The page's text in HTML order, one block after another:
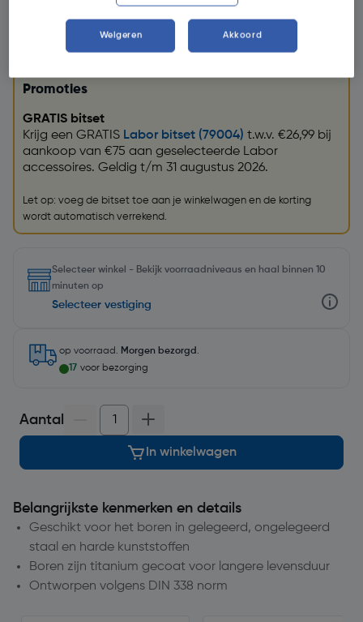
Kies productvariant(29)
Promoties
GRATIS bitset
Krijg een GRATIS Labor bitset (79004) t.w.v. €26,99 bij
aankoop van €75 aan geselecteerde Labor
accessoires. Geldig t/m 31 augustus 2026.
Let op: voeg de bitset toe aan je winkelwagen en de korting
wordt automatisch verrekend.
Selecteer winkel - Bekijk voorraadniveaus en haal binnen 10
minuten op
Selecteer vestiging
op voorraad. Morgen bezorgd .
17 voor bezorging
Aantal
In winkelwagen
Belangrijkste kenmerken en details
Geschikt voor het boren in gelegeerd, ongelegeerd
staal en harde kunststoffen
Boren zijn titanium gecoat voor langere levensduur
Ontworpen volgens DIN 338 norm
Weigeren Akkoord